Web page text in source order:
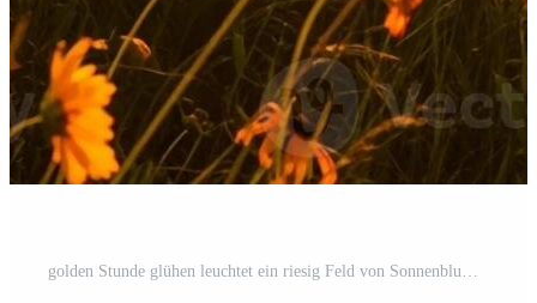
golden Stunde glühen leuchtet ein riesig Feld von Sonnenblumen gebadet im warm Sonnenlicht Pro Foto